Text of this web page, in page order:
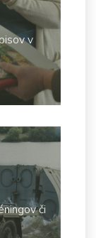
v
či